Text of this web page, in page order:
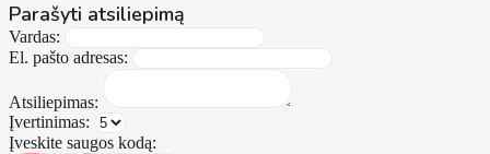
Parašyti atsiliepimą
Vardas:
El. pašto adresas:
Atsiliepimas:
Įvertinimas:
Įveskite saugos kodą: